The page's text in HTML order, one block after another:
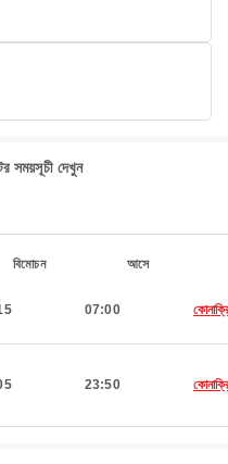
সময়সূচী দেখুন
বিমোচন আসে
07:00
23:50